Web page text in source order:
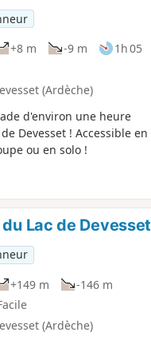
+8 m -9 m
1h 05
(Ardèche)
d'environ une heure
Devesset ! Accessible en
ou en solo !
Lac de Devesset
+149 m
-146 m
(Ardèche)